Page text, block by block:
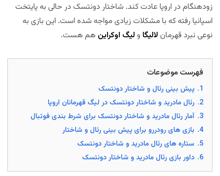
زودهنگام در اروپا عادت کند. شاختار دونتسک در حالی به پایتخت
اسپانیا رفته که با مشکلات زیادی مواجه شده است. این بازی به
نوعی نبرد قهرمان لالیگا و لیگ اوکراین هم هست.
فهرست موضوعات
1. پیش بینی رئال و شاختار دونتسک
2. رئال مادرید و شاختار دونتسک در لیگ قهرمانان اروپا
3. آمار رئال مادرید و شاختار دونتسک برای شرط بندی فوتبال
4. بازی های رودررو برای پیش بینی رئال و شاختار
5. ستاره های رئال مادرید و شاختار دونتسک
6. داور بازی رئال مادرید و شاختار دونتسک